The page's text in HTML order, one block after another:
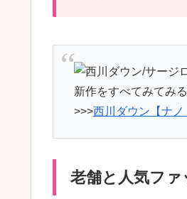
新作をすべてみてみる
>>>西川ダウン【ナノ
老舗と人気フ